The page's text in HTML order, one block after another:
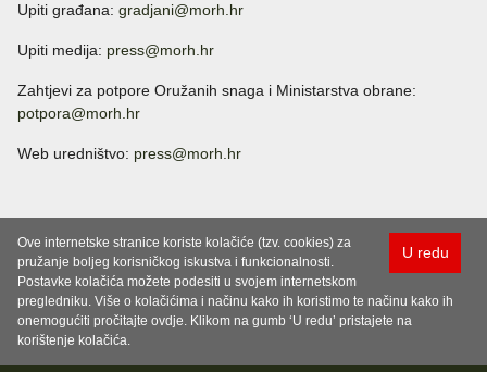
Upiti građana: gradjani@morh.hr
Upiti medija: press@morh.hr
Zahtjevi za potpore Oružanih snaga i Ministarstva obrane:
potpora@morh.hr
Web uredništvo: press@morh.hr
U redu
Ove internetske stranice koriste kolačiće (tzv. cookies) za
pružanje boljeg korisničkog iskustva i funkcionalnosti.
Postavke kolačića možete podesiti u svojem internetskom
pregledniku. Više o kolačićima i načinu kako ih koristimo te načinu kako ih
onemogućiti pročitajte ovdje. Klikom na gumb ‘U redu’ pristajete na
korištenje kolačića.